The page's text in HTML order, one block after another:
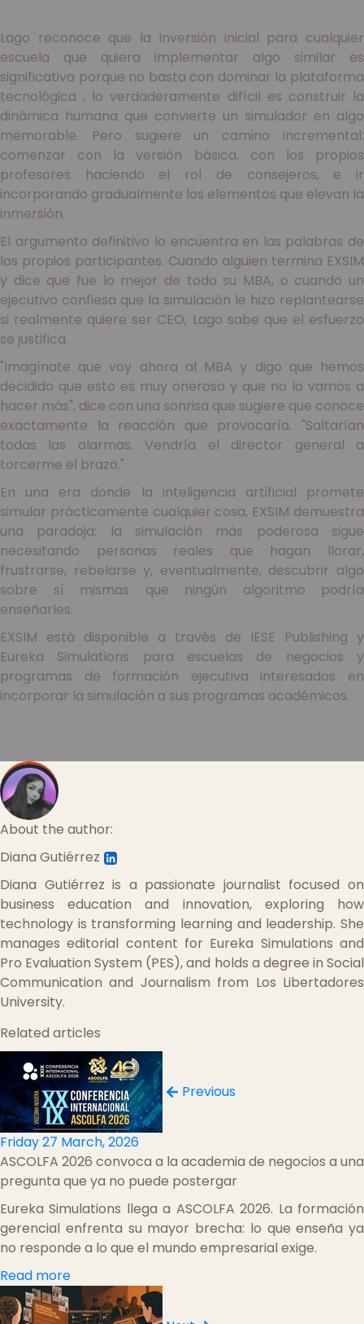
Lago reconoce que la inversión inicial para cualquier
escuela que quiera implementar algo similar es
significativa porque no basta con dominar la plataforma
tecnológica , lo verdaderamente difícil es construir la
dinámica humana que convierte un simulador en algo
memorable. Pero sugiere un camino incremental:
comenzar con la versión básica, con los propios
profesores haciendo el rol de consejeros, e ir
incorporando gradualmente los elementos que elevan la
inmersión.
El argumento definitivo lo encuentra en las palabras de
los propios participantes. Cuando alguien termina EXSIM
y dice que fue lo mejor de todo su MBA, o cuando un
ejecutivo confiesa que la simulación le hizo replantearse
si realmente quiere ser CEO, Lago sabe que el esfuerzo
se justifica.
"Imagínate que voy ahora al MBA y digo que hemos
decidido que esto es muy oneroso y que no lo vamos a
hacer más", dice con una sonrisa que sugiere que conoce
exactamente la reacción que provocaría. "Saltarían
todas las alarmas. Vendría el director general a
torcerme el brazo."
En una era donde la inteligencia artificial promete
simular prácticamente cualquier cosa, EXSIM demuestra
una paradoja: la simulación más poderosa sigue
necesitando personas reales que hagan llorar,
frustrarse, rebelarse y, eventualmente, descubrir algo
sobre sí mismas que ningún algoritmo podría
enseñarles.
EXSIM está disponible a través de IESE Publishing y
Eureka Simulations para escuelas de negocios y
programas de formación ejecutiva interesados en
incorporar la simulación a sus programas académicos.
About the author:
Diana Gutiérrez
Diana Gutiérrez is a passionate journalist focused on
business education and innovation, exploring how
technology is transforming learning and leadership. She
manages editorial content for Eureka Simulations and
Pro Evaluation System (PES), and holds a degree in Social
Communication and Journalism from Los Libertadores
University.
Related articles
Previous
Friday 27 March, 2026
ASCOLFA 2026 convoca a la academia de negocios a una
pregunta que ya no puede postergar
Eureka Simulations llega a ASCOLFA 2026. La formación
gerencial enfrenta su mayor brecha: lo que enseña ya
no responde a lo que el mundo empresarial exige.
Read more